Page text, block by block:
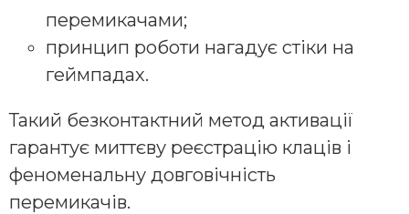
перемикачами;
принцип роботи нагадує стіки на
геймпадах.
Такий безконтактний метод активації
гарантує миттєву реєстрацію клаців і
феноменальну довговічність
перемикачів.